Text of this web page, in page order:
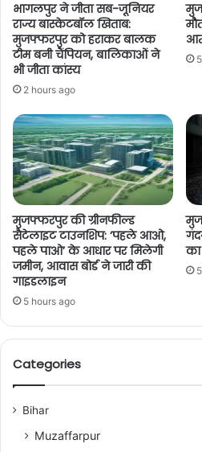
भागलपुर ने जीता सब-जूनियर
राज्य बास्केटबॉल खिताब:
मुजफ्फरपुर को हराकर बालक
टीम बनी चैंपियन, बालिकाओं ने
भी जीता कांस्य
2 hours ago
मुजफ्फरपुर की ग्रीनफील्ड
सैटेलाइट टाउनशिप: ‘पहले आओ,
पहले पाओ’ के आधार पर मिलेगी
जमीन, आवास बोर्ड ने जारी की
गाइडलाइन
5 hours ago
का
Categories
Bihar
Muzaffarpur